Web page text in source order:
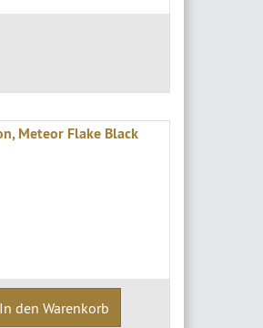
Meteor Flake Black
In den Warenkorb